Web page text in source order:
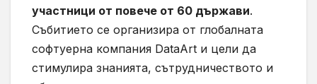
участници от повече от 60 държави.
Събитието се организира от глобалната
софтуерна компания DataArt и цели да
стимулира знанията, сътрудничеството и